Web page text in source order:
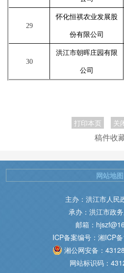
29
怀化恒祺农业发展股
份有限公司
30
洪江市朝晖庄园有限
公司
打印本页 关
稿件收
主办：洪江市人民
承办：洪江市政
邮箱：
ICP备案编号：湘ICP
湘公网安备：
网站标识码：
网站地图